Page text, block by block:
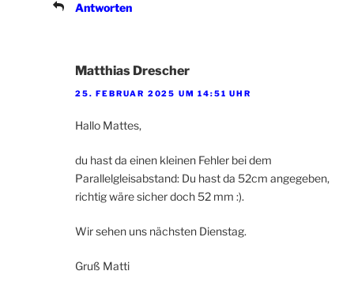
Antworten
Matthias Drescher
25. FEBRUAR 2025 UM 14:51 UHR
Hallo Mattes,
du hast da einen kleinen Fehler bei dem
Parallelgleisabstand: Du hast da 52cm angegeben,
richtig wäre sicher doch 52 mm :).
Wir sehen uns nächsten Dienstag.
Gruß Matti